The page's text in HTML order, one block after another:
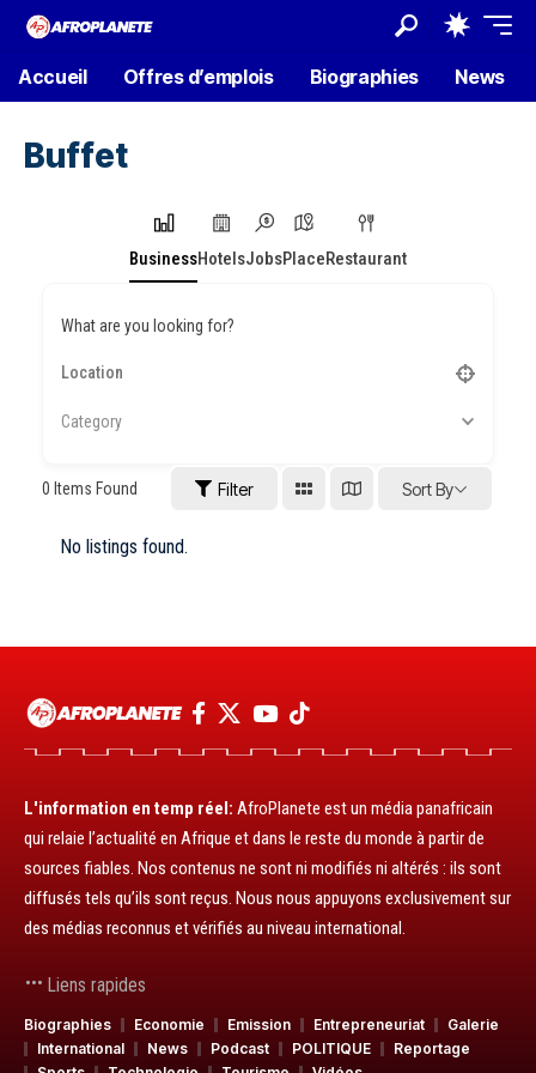
Accueil Offres d’emplois Biographies News
Buffet
BusinessHotelsJobsPlaceRestaurant
What are you looking for?
Category
0 Items Found Filter Sort By
No listings found.
L'information en temp réel: AfroPlanete est un média panafricain
qui relaie l’actualité en Afrique et dans le reste du monde à partir de
sources fiables. Nos contenus ne sont ni modifiés ni altérés : ils sont
diffusés tels qu’ils sont reçus. Nous nous appuyons exclusivement sur
des médias reconnus et vérifiés au niveau international.
Liens rapides
Biographies Economie Emission Entrepreneuriat
Galerie
International
News Podcast POLITIQUE
Reportage